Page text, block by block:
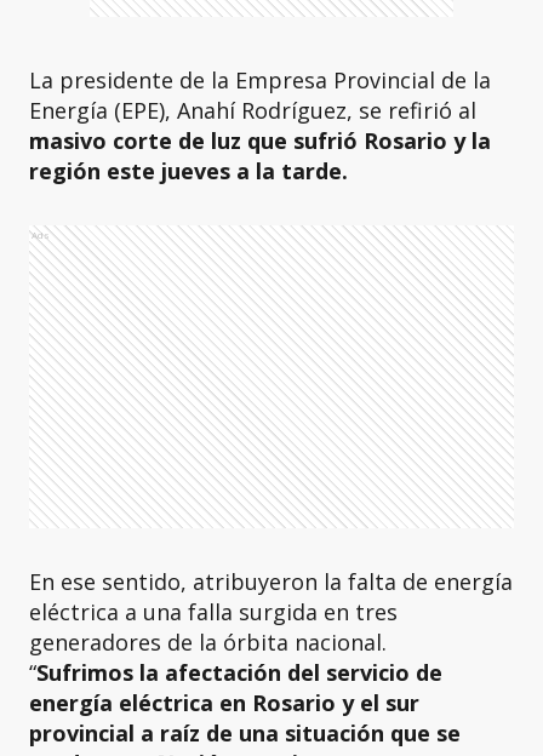
La presidente de la Empresa Provincial de la
Energía (EPE), Anahí Rodríguez, se refirió al
masivo corte de luz que sufrió Rosario y la
región este jueves a la tarde.
Ads
En ese sentido, atribuyeron la falta de energía
eléctrica a una falla surgida en tres
generadores de la órbita nacional.
“Sufrimos la afectación del servicio de
energía eléctrica en Rosario y el sur
provincial a raíz de una situación que se